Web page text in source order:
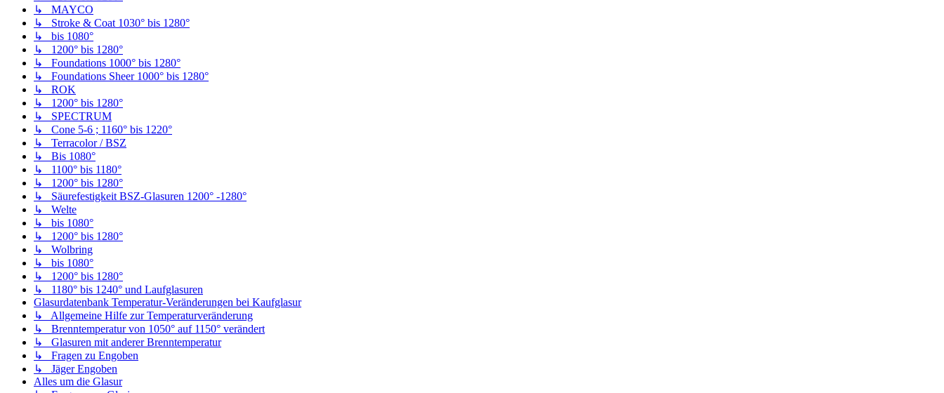
↳ MAYCO
↳ Stroke & Coat 1030° bis 1280°
↳ bis 1080°
↳ 1200° bis 1280°
↳ Foundations 1000° bis 1280°
↳ Foundations Sheer 1000° bis 1280°
↳ ROK
↳ 1200° bis 1280°
↳ SPECTRUM
↳ Cone 5-6 ; 1160° bis 1220°
↳ Terracolor / BSZ
↳ Bis 1080°
↳ 1100° bis 1180°
↳ 1200° bis 1280°
↳ Säurefestigkeit BSZ-Glasuren 1200° -1280°
↳ Welte
↳ bis 1080°
↳ 1200° bis 1280°
↳ Wolbring
↳ bis 1080°
↳ 1200° bis 1280°
↳ 1180° bis 1240° und Laufglasuren
Glasurdatenbank Temperatur-Veränderungen bei Kaufglasur
↳ Allgemeine Hilfe zur Temperaturveränderung
↳ Brenntemperatur von 1050° auf 1150° verändert
↳ Glasuren mit anderer Brenntemperatur
↳ Fragen zu Engoben
↳ Jäger Engoben
Alles um die Glasur